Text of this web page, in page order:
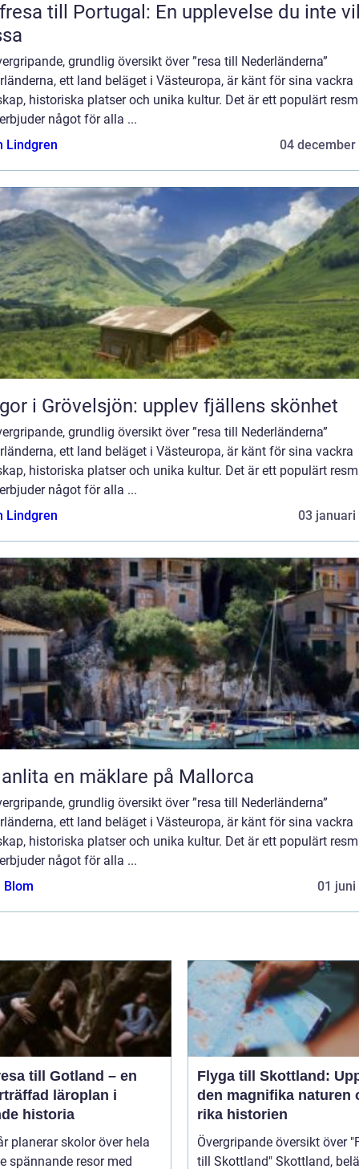
till Portugal: En upplevelse du inte
grundlig översikt över ”resa till Nederländerna”
ett land beläget i Västeuropa, är känt för sina vackra
historiska platser och unika kultur. Det är ett populärt
något för alla ...
Lindgren
04 december
i Grövelsjön: upplev fjällens skönhet
grundlig översikt över ”resa till Nederländerna”
ett land beläget i Västeuropa, är känt för sina vackra
historiska platser och unika kultur. Det är ett populärt
något för alla ...
Lindgren
03 januari
en mäklare på Mallorca
grundlig översikt över ”resa till Nederländerna”
ett land beläget i Västeuropa, är känt för sina vackra
historiska platser och unika kultur. Det är ett populärt
något för alla ...
Blom
01 juni
till Gotland – en
läroplan i
historia
planerar skolor över hela
spännande resor med
Flyga till Skottland:
den magnifika naturen
rika historien
Övergripande översikt över
till Skottland" Skottland, beläget i